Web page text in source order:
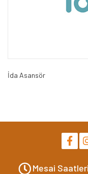
İda Asansör
Mesai